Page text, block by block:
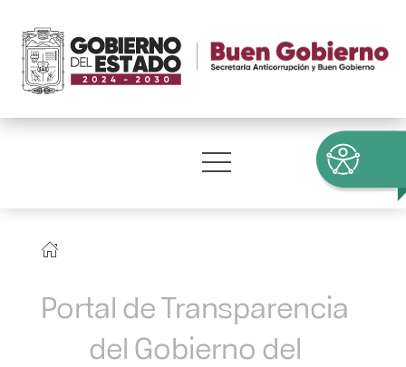
Portal de Transparencia
del Gobierno del